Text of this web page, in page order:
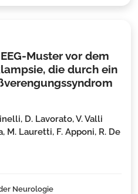
Muster vor dem
die durch ein
D. Lavorato, V. Valli
M. Lauretti, F. Apponi, R. De
Neurologie